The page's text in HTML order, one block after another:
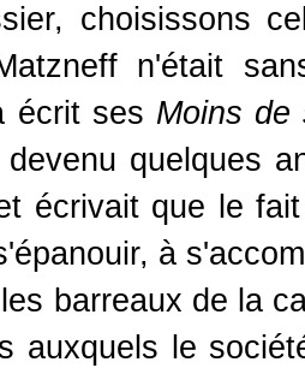
choisissons
n'était
écrit ses Moins de
quelques
écrivait que le
à
barreaux de la
auxquels le